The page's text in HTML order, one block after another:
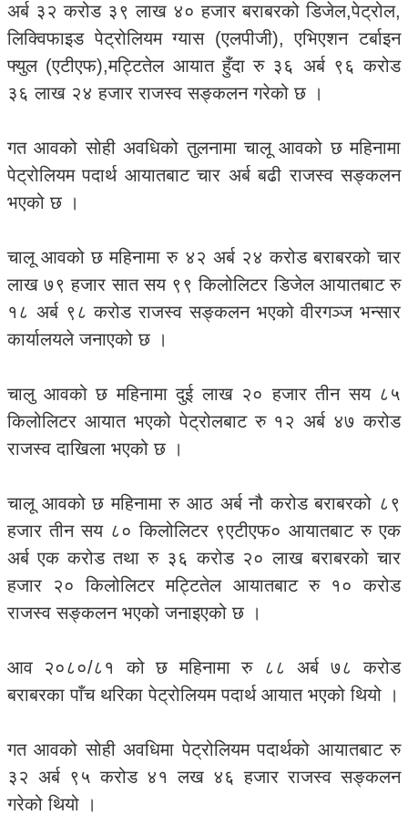
अर्ब ३२ करोड ३९ लाख ४० हजार बराबरको डिजेल,पेट्रोल,
लिक्विफाइड पेट्रोलियम ग्यास (एलपीजी), एभिएशन टर्बाइन
फ्युल (एटीएफ),मट्टितेल आयात हुँदा रु ३६ अर्ब ९६ करोड
३६ लाख २४ हजार राजस्व सङ्कलन गरेको छ ।
गत आवको सोही अवधिको तुलनामा चालू आवको छ महिनामा
पेट्रोलियम पदार्थ आयातबाट चार अर्ब बढी राजस्व सङ्कलन
भएको छ ।
चालू आवको छ महिनामा रु ४२ अर्ब २४ करोड बराबरको चार
लाख ७९ हजार सात सय ९९ किलोलिटर डिजेल आयातबाट रु
१८ अर्ब ९८ करोड राजस्व सङ्कलन भएको वीरगञ्ज भन्सार
कार्यालयले जनाएको छ ।
चालु आवको छ महिनामा दुई लाख २० हजार तीन सय ८५
किलोलिटर आयात भएको पेट्रोलबाट रु १२ अर्ब ४७ करोड
राजस्व दाखिला भएको छ ।
चालू आवको छ महिनामा रु आठ अर्ब नौ करोड बराबरको ८९
हजार तीन सय ८० किलोलिटर ९एटीएफ० आयातबाट रु एक
अर्ब एक करोड तथा रु ३६ करोड २० लाख बराबरको चार
हजार २० किलोलिटर मट्टितेल आयातबाट रु १० करोड
राजस्व सङ्कलन भएको जनाइएको छ ।
आव २०८०/८१ को छ महिनामा रु ८८ अर्ब ७८ करोड
बराबरका पाँच थरिका पेट्रोलियम पदार्थ आयात भएको थियो ।
गत आवको सोही अवधिमा पेट्रोलियम पदार्थको आयातबाट रु
३२ अर्ब ९५ करोड ४१ लख ४६ हजार राजस्व सङ्कलन
गरेको थियो ।